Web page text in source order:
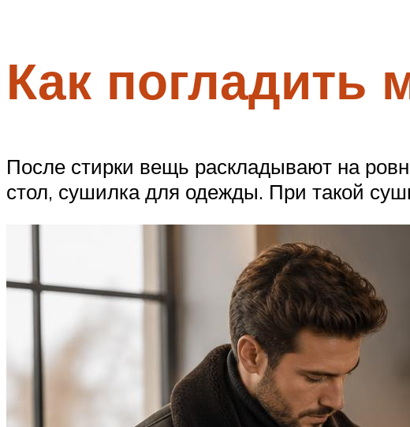
Как погладить
После стирки вещь раскладывают на
стол, сушилка для одежды. При такой